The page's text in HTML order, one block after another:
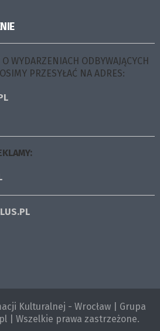
WYDARZENIACH ODBYWAJĄCYCH
PRZESYŁAĆ NA ADRES:
Kulturalnej - Wrocław | Grupa
| Wszelkie prawa zastrzeżone.